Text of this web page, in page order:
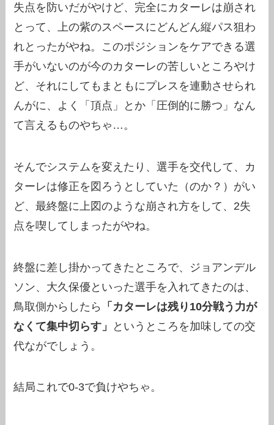
失点を防いだがやけど、完全にカターレは崩され
とって、上の紫のスペースにどんどん縦パス狙わ
れとったがやね。このポジションをケアできる選
手がいないのが今のカターレの苦しいところやけ
ど、それにしてもまともにプレスを連動させられ
んがに、よく「頂点」とか「圧倒的に勝つ」なん
て言えるものやちゃ…。
そんでシステムを変えたり、選手を交代して、カ
ターレは修正を図ろうとしていた（のか？）がい
ど、最終盤に上図のような崩され方をして、2失
点を喫してしまったがやね。
終盤に差し掛かってきたところで、ジョアンデル
ソン、大久保優といった選手を入れてきたのは、
鳥取側からしたら
「カターレは残り10分戦う力が
なくて集中切らす」
というところを加味しての交
代ながでしょう。
結局これで0-3で負けやちゃ。